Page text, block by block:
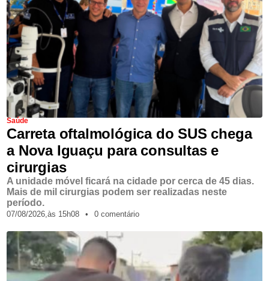
Saúde
Carreta oftalmológica do SUS chega
a Nova Iguaçu para consultas e
cirurgias
A unidade móvel ficará na cidade por cerca de 45 dias.
Mais de mil cirurgias podem ser realizadas neste
período.
07/08/2026,às 15h08 • 0 comentário